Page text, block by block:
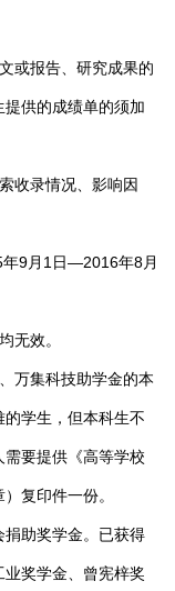
或报告、研究成果的
供的成绩单的须加
收录情况、影响因
9月1日—2016年8月
无效。
万集科技助学金的本
学生，但本科生不
要提供《高等学校
复印件一份。
助奖学金。已获得
奖学金、曾宪梓奖